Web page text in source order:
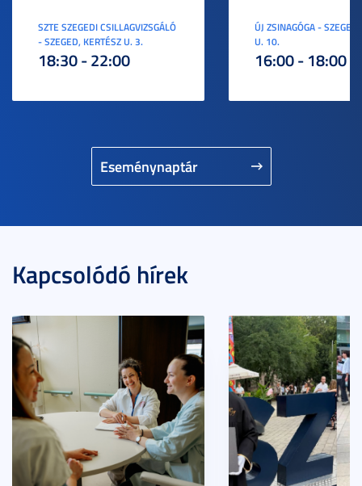
Eseménynaptár
SZTE SZEGEDI CSILLAGVIZSGÁLÓ
- SZEGED, KERTÉSZ U. 3.
18:30 - 22:00
ÚJ ZSINAGÓGA -
U. 10.
16:00 - 18:00
Kapcsolódó hírek